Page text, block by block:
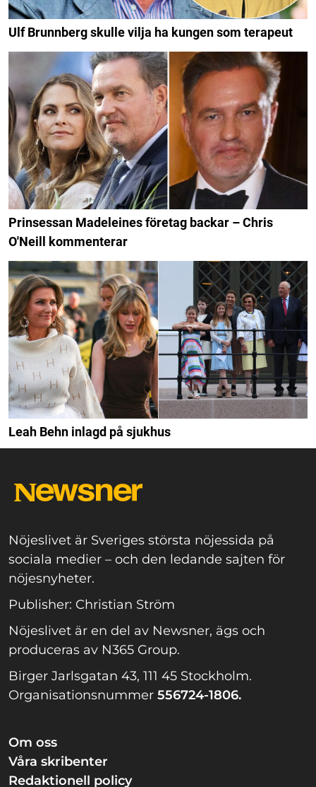
Ulf Brunnberg skulle vilja ha kungen som terapeut
Prinsessan Madeleines företag backar – Chris
O'Neill kommenterar
Leah Behn inlagd på sjukhus
Nöjeslivet är Sveriges största nöjessida på
sociala medier – och den ledande sajten för
nöjesnyheter.
Publisher: Christian Ström
Nöjeslivet är en del av Newsner, ägs och
produceras av N365 Group.
Birger Jarlsgatan 43, 111 45 Stockholm.
Organisationsnummer 556724-1806.
Om oss
Våra skribenter
Redaktionell policy